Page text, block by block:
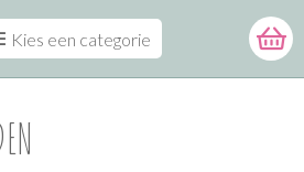
Kies een categorie